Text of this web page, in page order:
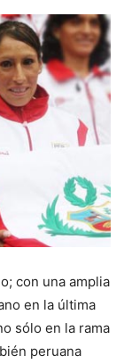
con una amplia
en la última
sólo en la rama
peruana